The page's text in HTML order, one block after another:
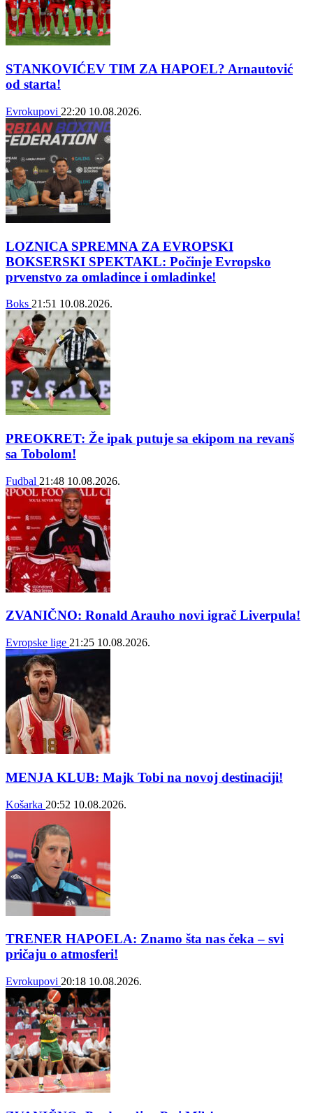
STANKOVIĆEV TIM ZA HAPOEL? Arnautović
od starta!
Evrokupovi 22:20 10.08.2026.
LOZNICA SPREMNA ZA EVROPSKI
BOKSERSKI SPEKTAKL: Počinje Evropsko
prvenstvo za omladince i omladinke!
Boks 21:51 10.08.2026.
PREOKRET: Že ipak putuje sa ekipom na revanš
sa Tobolom!
Fudbal 21:48 10.08.2026.
ZVANIČNO: Ronald Arauho novi igrač Liverpula!
Evropske lige 21:25 10.08.2026.
MENJA KLUB: Majk Tobi na novoj destinaciji!
Košarka 20:52 10.08.2026.
TRENER HAPOELA: Znamo šta nas čeka – svi
pričaju o atmosferi!
Evrokupovi 20:18 10.08.2026.